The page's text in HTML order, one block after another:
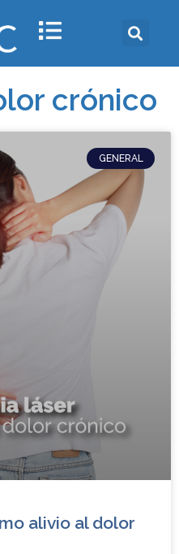
crónico
GENERAL
alivio al dolor